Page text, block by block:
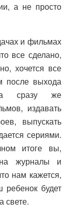
а не просто
и фильмах
все сделано,
хочется все
после выхода
сразу же
издавать
выпускать
сериями.
итоге вы,
на журналы и
нам кажется,
ребенок будет
свете.